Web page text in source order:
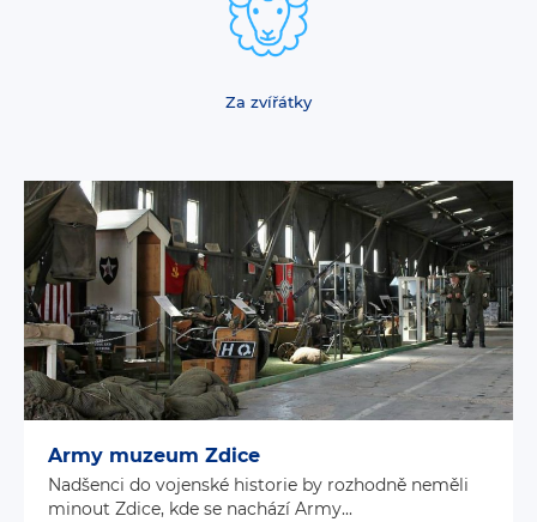
Za zvířátky
Army muzeum Zdice
Nadšenci do vojenské historie by rozhodně neměli
minout Zdice, kde se nachází Army...